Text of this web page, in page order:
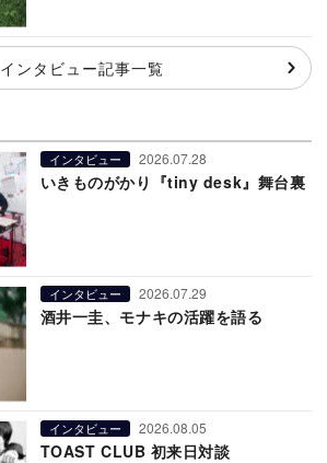
インタビュー記事一覧
インタビュー 2026.07.28
いきものがかり『tiny desk』舞台裏
インタビュー 2026.07.29
酒井一圭、モナキの活躍を語る
インタビュー 2026.08.05
TOAST CLUB 初来日対談